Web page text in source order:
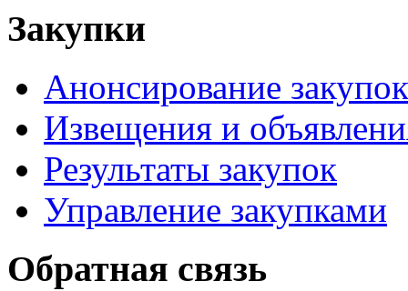
Закупки
Анонсирование закупок
Извещения и
Результаты закупок
Управление закупками
Обратная связь